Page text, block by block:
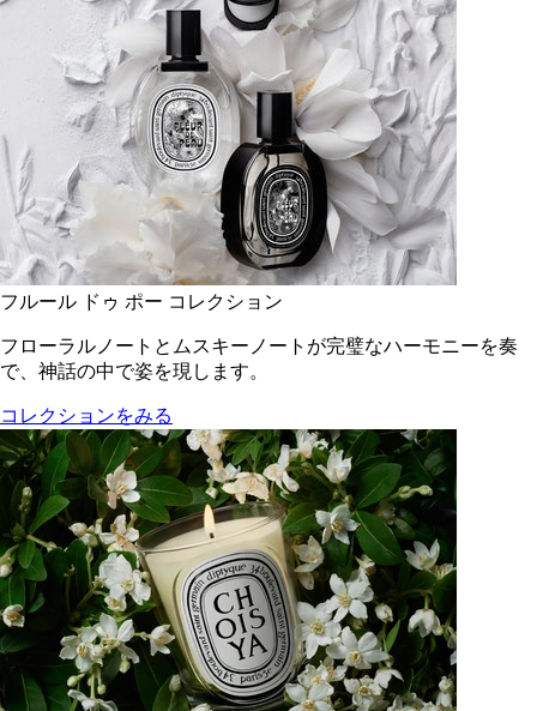
フルール ドゥ ポー コレクション
フローラルノートとムスキーノートが完璧なハーモニーを奏
で、神話の中で姿を現します。
コレクションをみる